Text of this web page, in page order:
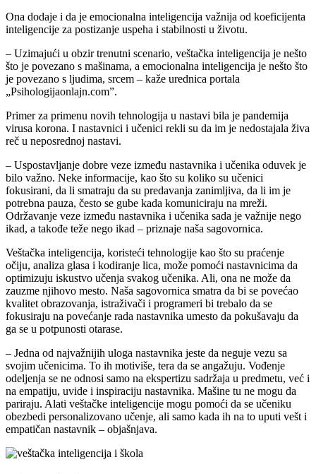
Ona dodaje i da je emocionalna inteligencija važnija od koeficijenta
inteligencije za postizanje uspeha i stabilnosti u životu.
– Uzimajući u obzir trenutni scenario, veštačka inteligencija je nešto
što je povezano s mašinama, a emocionalna inteligencija je nešto što
je povezano s ljudima, srcem – kaže urednica portala
„Psihologijaonlajn.com”.
Primer za primenu novih tehnologija u nastavi bila je pandemija
virusa korona. I nastavnici i učenici rekli su da im je nedostajala živa
reč u neposrednoj nastavi.
– Uspostavljanje dobre veze između nastavnika i učenika oduvek je
bilo važno. Neke informacije, kao što su koliko su učenici
fokusirani, da li smatraju da su predavanja zanimljiva, da li im je
potrebna pauza, često se gube kada komuniciraju na mreži.
Održavanje veze između nastavnika i učenika sada je važnije nego
ikad, a takođe teže nego ikad – priznaje naša sagovornica.
Veštačka inteligencija, koristeći tehnologije kao što su praćenje
očiju, analiza glasa i kodiranje lica, može pomoći nastavnicima da
optimizuju iskustvo učenja svakog učenika. Ali, ona ne može da
zauzme njihovo mesto. Naša sagovornica smatra da bi se povećao
kvalitet obrazovanja, istraživači i programeri bi trebalo da se
fokusiraju na povećanje rada nastavnika umesto da pokušavaju da
ga se u potpunosti otarase.
– Jedna od najvažnijih uloga nastavnika jeste da neguje vezu sa
svojim učenicima. To ih motiviše, tera da se angažuju. Vođenje
odeljenja se ne odnosi samo na ekspertizu sadržaja u predmetu, već i
na empatiju, uvide i inspiraciju nastavnika. Mašine tu ne mogu da
pariraju. Alati veštačke inteligencije mogu pomoći da se učeniku
obezbedi personalizovano učenje, ali samo kada ih na to uputi vešt i
empatičan nastavnik – objašnjava.